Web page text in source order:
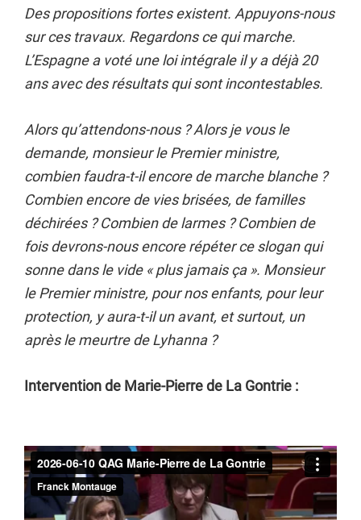
Des propositions fortes existent. Appuyons-nous
sur ces travaux. Regardons ce qui marche.
L’Espagne a voté une loi intégrale il y a déjà 20
ans avec des résultats qui sont incontestables.
Alors qu’attendons-nous ? Alors je vous le
demande, monsieur le Premier ministre,
combien faudra-t-il encore de marche blanche ?
Combien encore de vies brisées, de familles
déchirées ? Combien de larmes ? Combien de
fois devrons-nous encore répéter ce slogan qui
sonne dans le vide « plus jamais ça ». Monsieur
le Premier ministre, pour nos enfants, pour leur
protection, y aura-t-il un avant, et surtout, un
après le meurtre de Lyhanna ?
Intervention de Marie-Pierre de La Gontrie :